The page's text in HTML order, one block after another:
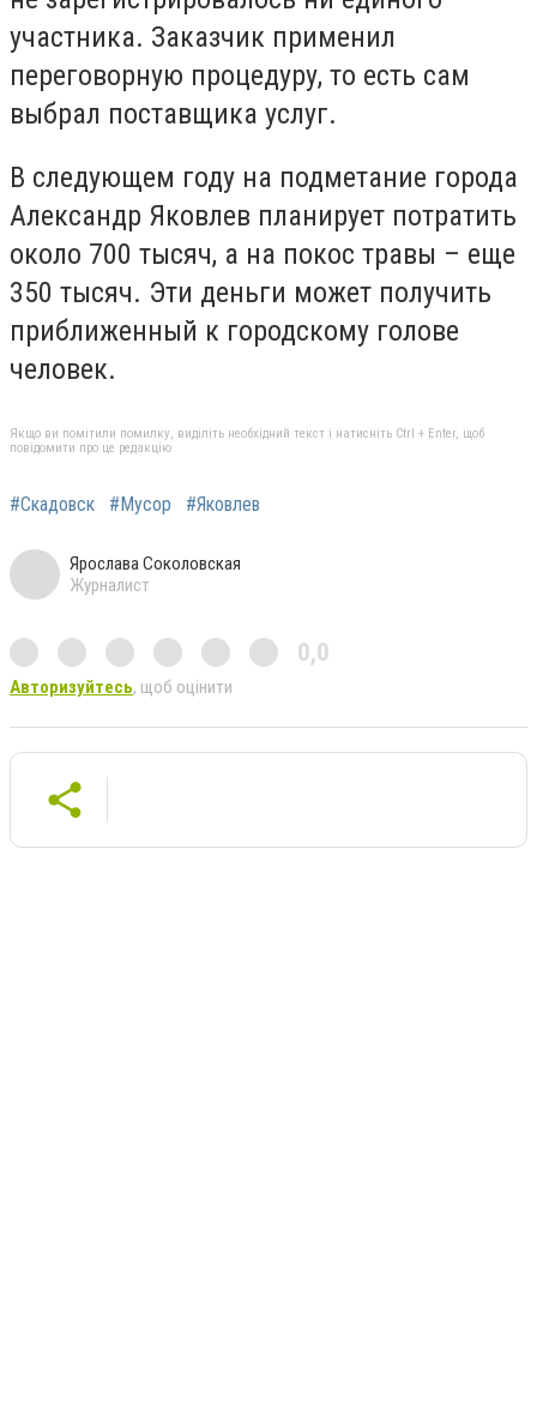
участника. Заказчик применил
переговорную процедуру, то есть сам
выбрал поставщика услуг.
В следующем году на подметание города
Александр Яковлев планирует потратить
около 700 тысяч, а на покос травы – еще
350 тысяч. Эти деньги может получить
приближенный к городскому голове
человек.
Якщо ви помітили помилку, виділіть необхідний текст і натисніть Ctrl + Enter, щоб
повідомити про це редакцію
#Скадовск #Мусор #Яковлев
Ярослава Соколовская
Журналист
0,0
Авторизуйтесь, щоб оцінити